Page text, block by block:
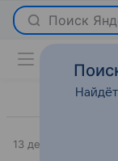
Поиск
13 декабря 2024